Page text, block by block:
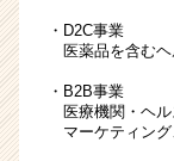
・D2C事業
医薬品を含むヘ
・B2B事業
医療機関・ヘル
マーケティング